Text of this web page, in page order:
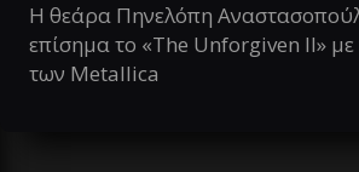
Η θεάρα Πηνελόπη
επίσημα το «The Unforgiven II» με
των Metallica